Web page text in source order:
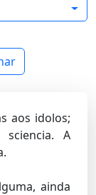
aos idolos;
A
ainda